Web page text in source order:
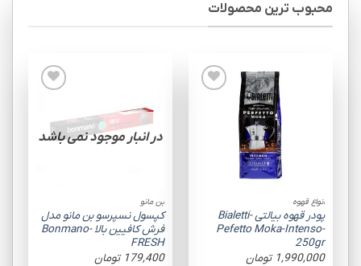
محبوب ترین محصولات
انواع قهوه
پودر قهوه بیالتی Bialetti-
Pefetto Moka-Intenso-
250gr
1,990,000 تومان
در انبار موجود نمی باشد
بن مانو
کپسول نسپرسو بن مانو مدل
فرش کافیین بالا Bonmano-
FRESH
179,400 تومان